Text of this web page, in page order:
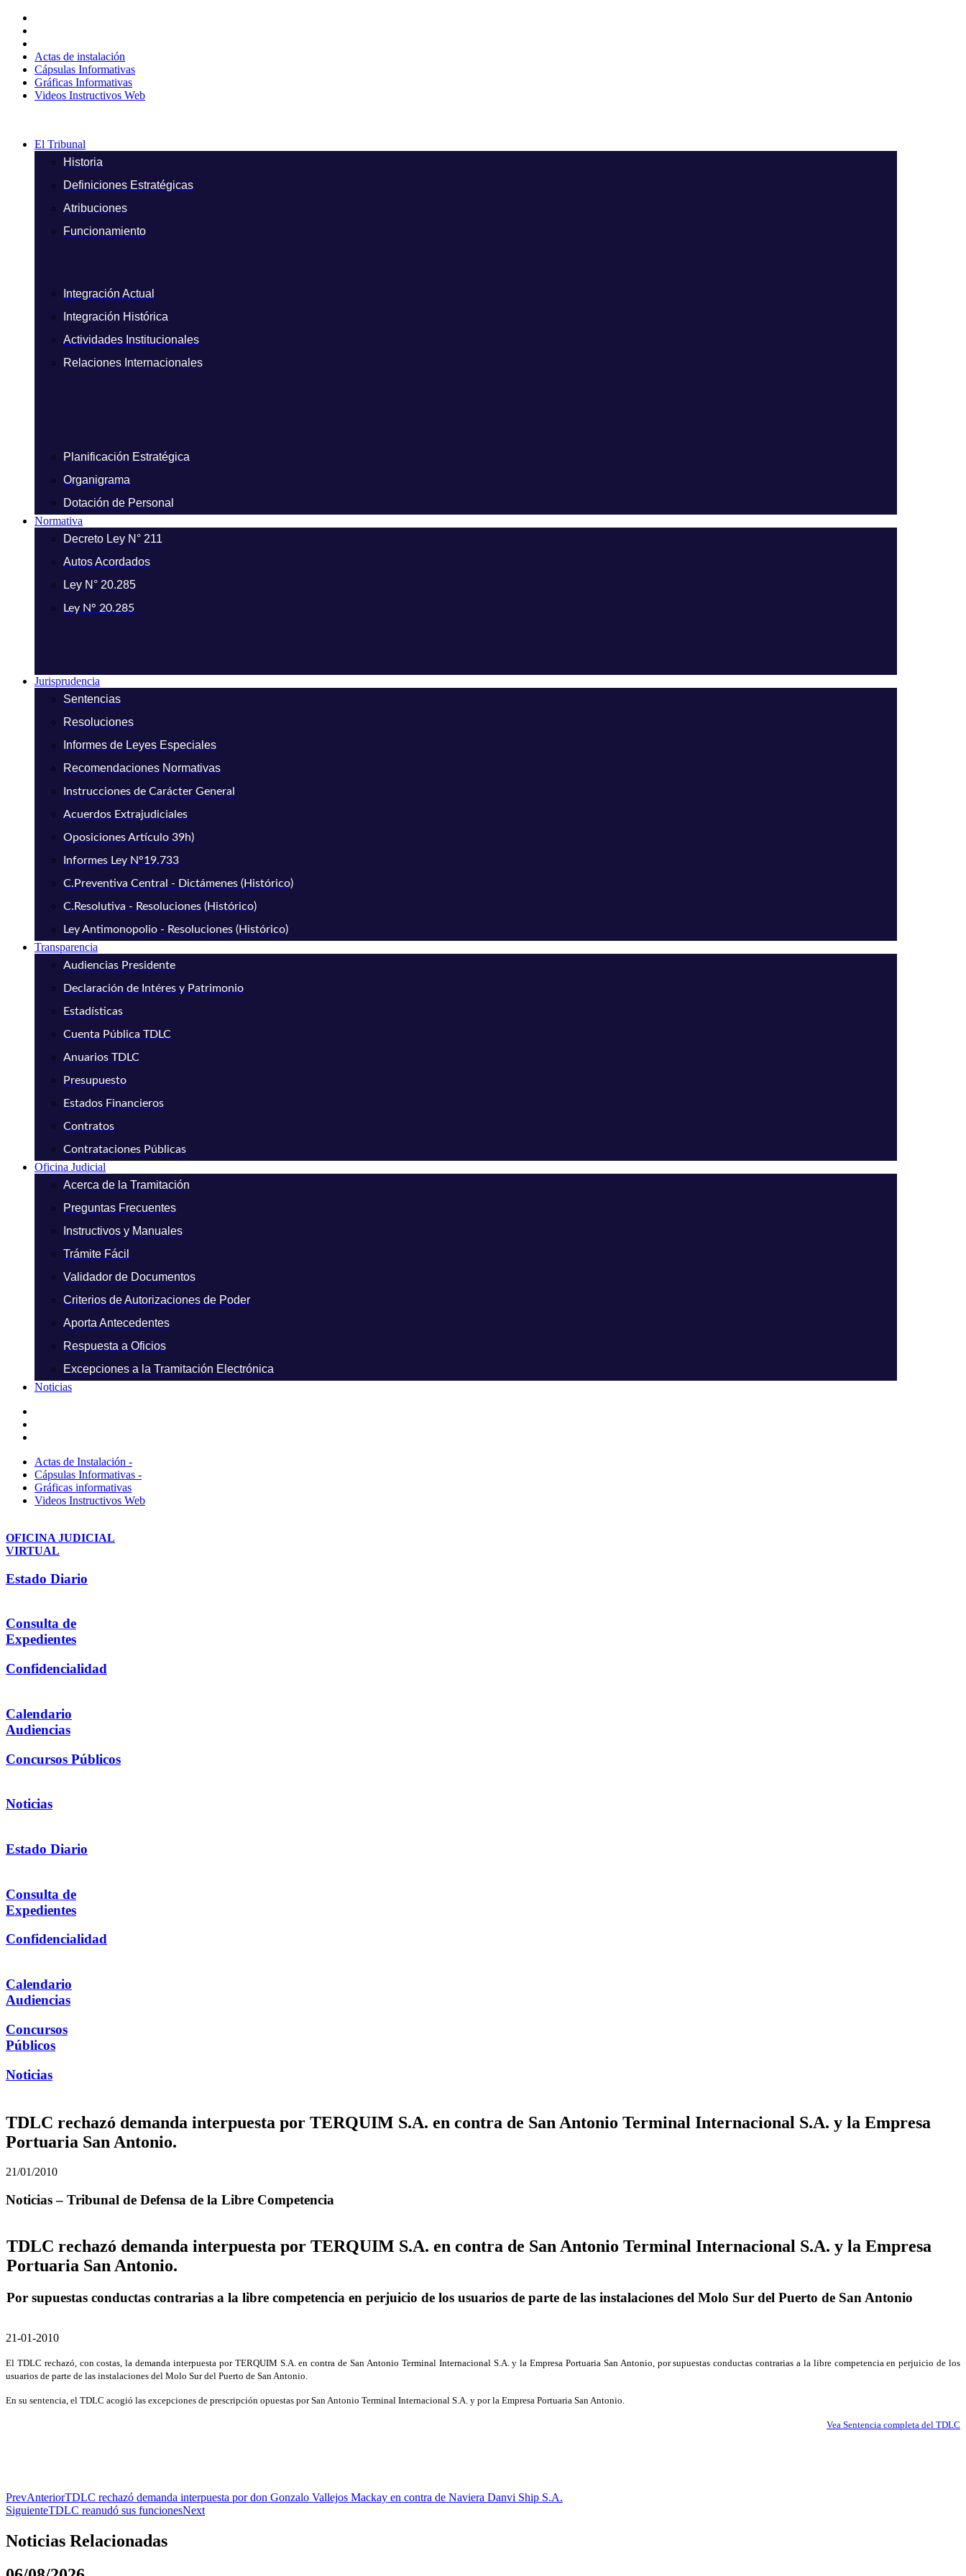
contenido
Actas de instalación
Cápsulas Informativas
Gráficas Informativas
Videos Instructivos Web
El Tribunal
Historia
Definiciones Estratégicas
Atribuciones
Funcionamiento
Integración Actual
Integración Histórica
Actividades Institucionales
Relaciones Internacionales
Planificación Estratégica
Organigrama
Dotación de Personal
Normativa
Decreto Ley N° 211
Autos Acordados
Ley N° 20.285
Ley N° 20.285
Jurisprudencia
Sentencias
Resoluciones
Informes de Leyes Especiales
Recomendaciones Normativas
Instrucciones de Carácter General
Acuerdos Extrajudiciales
Oposiciones Artículo 39h)
Informes Ley N°19.733
C.Preventiva Central - Dictámenes (Histórico)
C.Resolutiva - Resoluciones (Histórico)
Ley Antimonopolio - Resoluciones (Histórico)
Transparencia
Audiencias Presidente
Declaración de Intéres y Patrimonio
Estadísticas
Cuenta Pública TDLC
Anuarios TDLC
Presupuesto
Estados Financieros
Contratos
Contrataciones Públicas
Oficina Judicial
Acerca de la Tramitación
Preguntas Frecuentes
Instructivos y Manuales
Trámite Fácil
Validador de Documentos
Criterios de Autorizaciones de Poder
Aporta Antecedentes
Respuesta a Oficios
Excepciones a la Tramitación Electrónica
Noticias
Actas de Instalación -
Cápsulas Informativas -
Gráficas informativas
Videos Instructivos Web
OFICINA JUDICIAL
VIRTUAL
Estado Diario
Consulta de
Expedientes
Confidencialidad
Calendario
Audiencias
Concursos Públicos
Noticias
Estado Diario
Consulta de
Expedientes
Confidencialidad
Calendario
Audiencias
Concursos
Públicos
Noticias
TDLC rechazó demanda interpuesta por TERQUIM S.A. en contra de San Antonio Terminal Internacional S.A. y la Empresa
Portuaria San Antonio.
21/01/2010
Noticias – Tribunal de Defensa de la Libre Competencia
TDLC rechazó demanda interpuesta por TERQUIM S.A. en contra de San Antonio Terminal Internacional S.A. y la Empresa
Portuaria San Antonio.
Por supuestas conductas contrarias a la libre competencia en perjuicio de los usuarios de parte de las instalaciones del Molo Sur del Puerto de San Antonio
21-01-2010
El TDLC rechazó, con costas, la demanda interpuesta por TERQUIM S.A. en contra de San Antonio Terminal Internacional S.A. y la Empresa Portuaria San Antonio, por supuestas conductas contrarias a la libre competencia en perjuicio de los
usuarios de parte de las instalaciones del Molo Sur del Puerto de San Antonio.
En su sentencia, el TDLC acogió las excepciones de prescripción opuestas por San Antonio Terminal Internacional S.A. y por la Empresa Portuaria San Antonio.
Vea Sentencia completa del TDLC
PrevAnteriorTDLC rechazó demanda interpuesta por don Gonzalo Vallejos Mackay en contra de Naviera Danvi Ship S.A.
SiguienteTDLC reanudó sus funcionesNext
Noticias Relacionadas